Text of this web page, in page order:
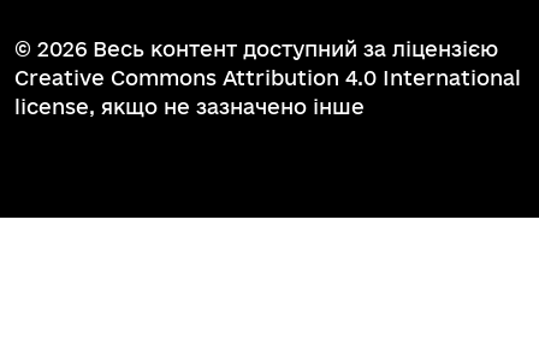
© 2026 Весь контент доступний за ліцензією
Creative Commons Attribution 4.0 International
license, якщо не зазначено інше